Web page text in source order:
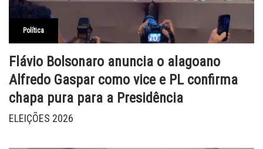
Política
Flávio Bolsonaro anuncia o alagoano
Alfredo Gaspar como vice e PL confirma
chapa pura para a Presidência
ELEIÇÕES 2026